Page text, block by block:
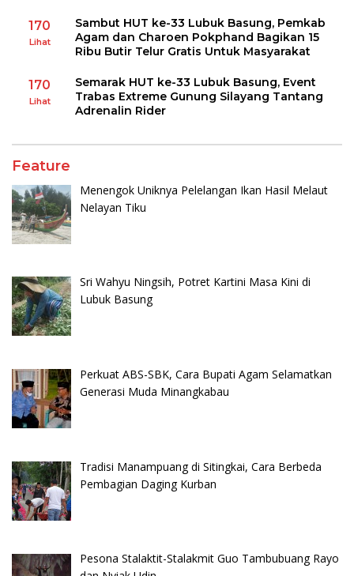
170
Lihat
Sambut HUT ke-33 Lubuk Basung, Pemkab
Agam dan Charoen Pokphand Bagikan 15
Ribu Butir Telur Gratis Untuk Masyarakat
170
Lihat
Semarak HUT ke-33 Lubuk Basung, Event
Trabas Extreme Gunung Silayang Tantang
Adrenalin Rider
Feature
Menengok Uniknya Pelelangan Ikan Hasil Melaut
Nelayan Tiku
Sri Wahyu Ningsih, Potret Kartini Masa Kini di
Lubuk Basung
Perkuat ABS-SBK, Cara Bupati Agam Selamatkan
Generasi Muda Minangkabau
Tradisi Manampuang di Sitingkai, Cara Berbeda
Pembagian Daging Kurban
Pesona Stalaktit-Stalakmit Guo Tambubuang Rayo